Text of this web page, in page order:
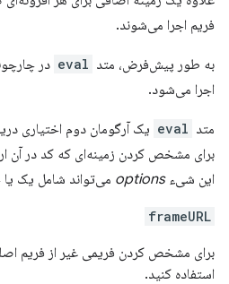
فریم اجرا می‌شوند.
به طور پیش‌فرض، متد eval در
اجرا می‌شود.
متد eval یک آرگومان دوم اختیاری
برای مشخص کردن زمینه‌ای که کد در آن
این شیءoptions می‌تواند شامل یک یا
frameURL
برای مشخص کردن فریمی غیر از فریم
استفاده کنید.